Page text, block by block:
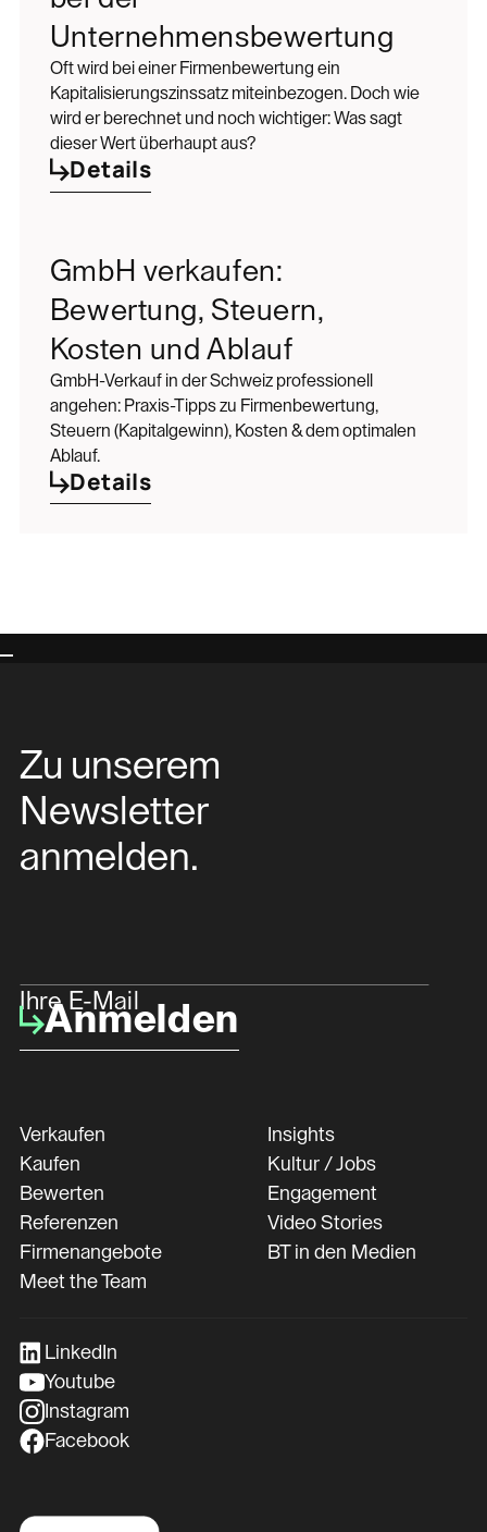
Unternehmensbewertung
Oft wird bei einer Firmenbewertung ein
Kapitalisierungszinssatz miteinbezogen. Doch wie
wird er berechnet und noch wichtiger: Was sagt
dieser Wert überhaupt aus?
Details
GmbH verkaufen:
Bewertung, Steuern,
Kosten und Ablauf
GmbH-Verkauf in der Schweiz professionell
angehen: Praxis-Tipps zu Firmenbewertung,
Steuern (Kapitalgewinn), Kosten & dem optimalen
Ablauf.
Details
Zu unserem
Newsletter
anmelden.
Ihre E-Mail
Anmelden
Verkaufen
Kaufen
Bewerten
Referenzen
Firmenangebote
Meet the Team
Insights
Kultur / Jobs
Engagement
Video Stories
BT in den Medien
LinkedIn
Youtube
Instagram
Facebook